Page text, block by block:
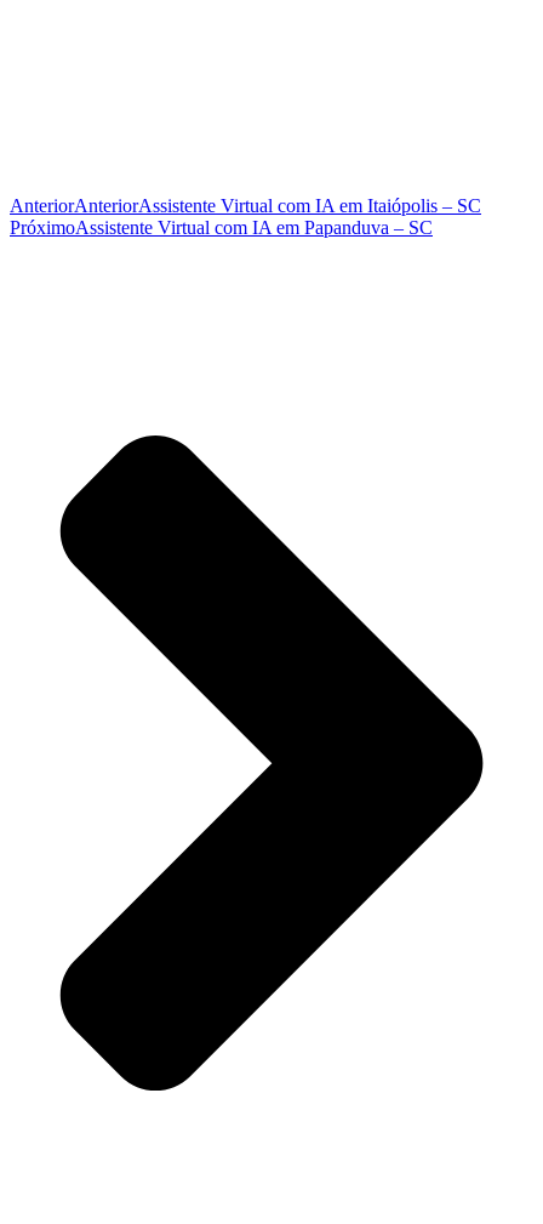
AnteriorAnteriorAssistente Virtual com IA em Itaiópolis – SC
PróximoAssistente Virtual com IA em Papanduva – SC